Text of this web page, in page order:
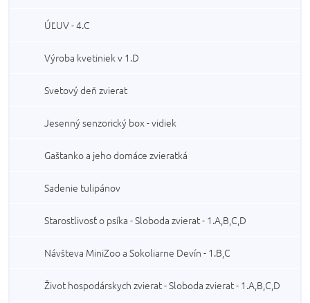
ÚĽUV - 4.C
Výroba kvetiniek v 1.D
Svetový deň zvierat
Jesenný senzorický box - vidiek
Gaštanko a jeho domáce zvieratká
Sadenie tulipánov
Starostlivosť o psíka - Sloboda zvierat - 1.A,B,C,D
Návšteva MiniZoo a Sokoliarne Devín - 1.B,C
Život hospodárskych zvierat - Sloboda zvierat - 1.A,B,C,D